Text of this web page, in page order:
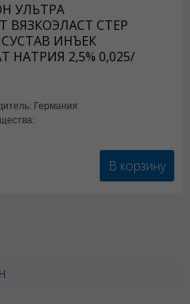
УЛЬТРА
ВЯЗКОЭЛАСТ СТЕР
ИНЪЕК
НАТРИЯ 2,5% 0,025/
Германия
В корзину